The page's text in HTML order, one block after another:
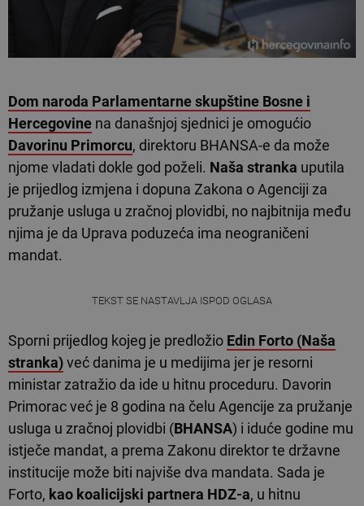
Dom naroda Parlamentarne skupštine Bosne i
Hercegovine na današnjoj sjednici je omogućio
Davorinu Primorcu, direktoru BHANSA-e da može
njome vladati dokle god poželi. Naša stranka uputila
je prijedlog izmjena i dopuna Zakona o Agenciji za
pružanje usluga u zračnoj plovidbi, no najbitnija među
njima je da Uprava poduzeća ima neograničeni
mandat.
TEKST SE NASTAVLJA ISPOD OGLASA
Sporni prijedlog kojeg je predložio Edin Forto (Naša
stranka)već danima je u medijima jer je resorni
ministar zatražio da ide u hitnu proceduru. Davorin
Primorac već je 8 godina na čelu Agencije za pružanje
usluga u zračnoj plovidbi (BHANSA) i iduće godine mu
istječe mandat, a prema Zakonu direktor te državne
institucije može biti najviše dva mandata. Sada je
Forto, kao koalicijski partnera HDZ-a, u hitnu